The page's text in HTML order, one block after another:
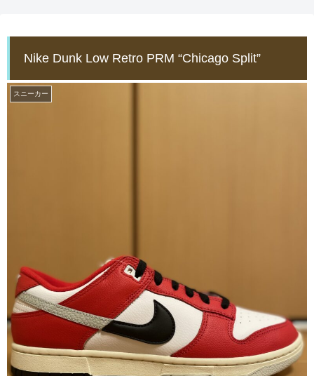
Nike Dunk Low Retro PRM “Chicago Split”
スニーカー